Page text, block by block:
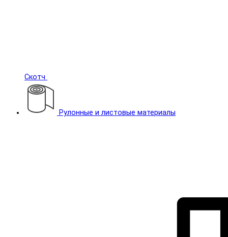
Скотч
Рулонные и листовые материалы